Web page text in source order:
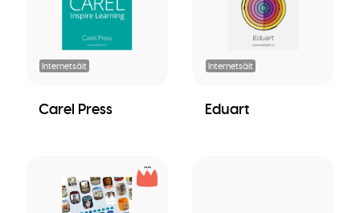
Internetsäit
Carel Press
Internetsäit
Eduart